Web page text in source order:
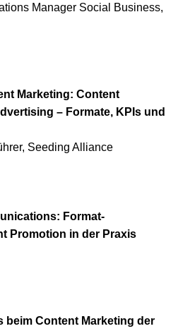
Manager Social Business,
Marketing: Content
– Formate, KPIs und
Seeding Alliance
Format-
Promotion in der Praxis
beim Content Marketing der